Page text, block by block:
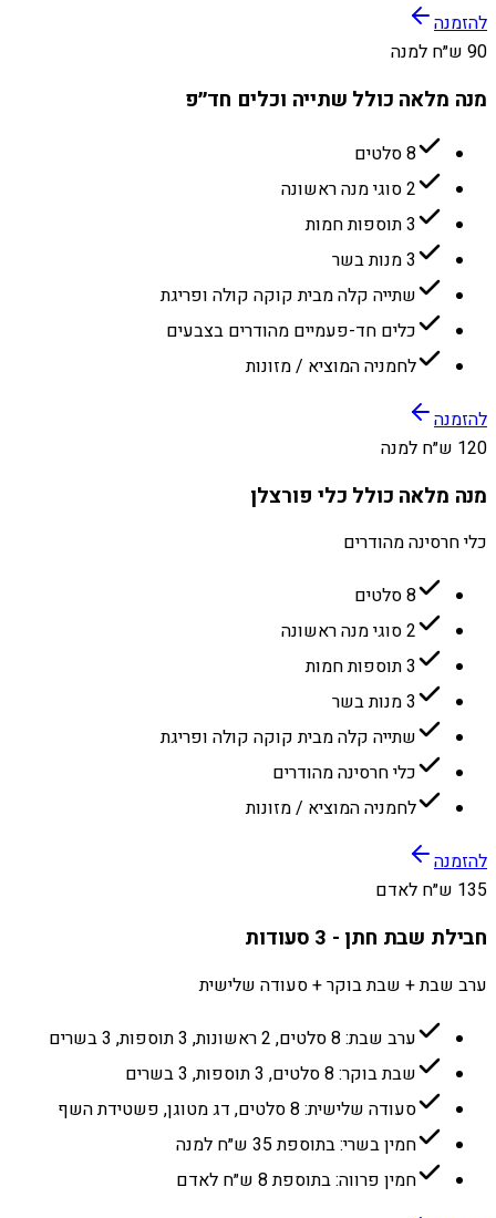
להזמנה
90 ש״ח למנה
מנה מלאה כולל שתייה וכלים חד״פ
8 סלטים
2 סוגי מנה ראשונה
3 תוספות חמות
3 מנות בשר
שתייה קלה מבית קוקה קולה ופריגת
כלים חד-פעמיים מהודרים בצבעים
לחמניה המוציא / מזונות
להזמנה
120 ש״ח למנה
מנה מלאה כולל כלי פורצלן
כלי חרסינה מהודרים
8 סלטים
2 סוגי מנה ראשונה
3 תוספות חמות
3 מנות בשר
שתייה קלה מבית קוקה קולה ופריגת
כלי חרסינה מהודרים
לחמניה המוציא / מזונות
להזמנה
135 ש״ח לאדם
חבילת שבת חתן - 3 סעודות
ערב שבת + שבת בוקר + סעודה שלישית
ערב שבת: 8 סלטים, 2 ראשונות, 3 תוספות, 3 בשרים
שבת בוקר: 8 סלטים, 3 תוספות, 3 בשרים
סעודה שלישית: 8 סלטים, דג מטוגן, פשטידת השף
חמין בשרי: בתוספת 35 ש״ח למנה
חמין פרווה: בתוספת 8 ש״ח לאדם